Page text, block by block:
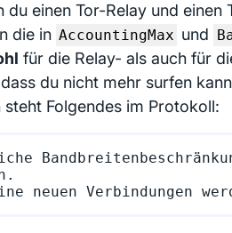
du einen Tor-Relay und
die in AccountingMax und
für die Relay- als auch für
du nicht mehr surfen
steht Folgendes im Protokoll: